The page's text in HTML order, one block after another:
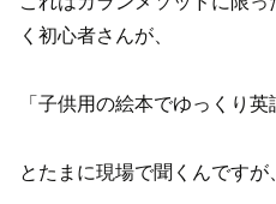
く初心者さんが、
「子供用の絵本でゆっくり英
とたまに現場で聞くんですが